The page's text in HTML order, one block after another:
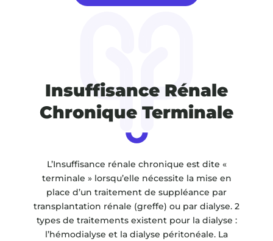
Insuffisance Rénale
Chronique Terminale
L’Insuffisance rénale chronique est dite «
terminale » lorsqu’elle nécessite la mise en
place d’un traitement de suppléance par
transplantation rénale (greffe) ou par dialyse. 2
types de traitements existent pour la dialyse :
l’hémodialyse et la dialyse péritonéale. La